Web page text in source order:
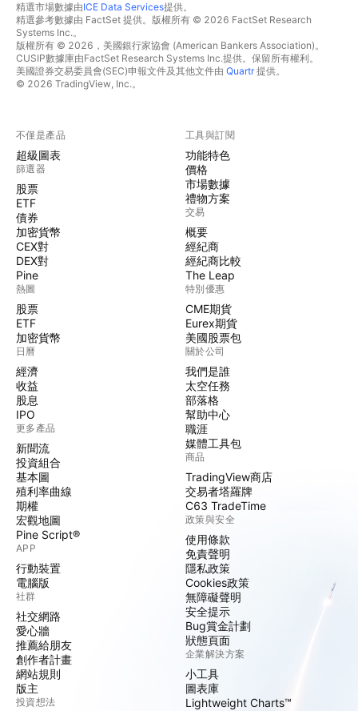
精選市場數據由ICE Data Services提供。
精選參考數據由 FactSet 提供。版權所有 © 2026 FactSet Research
Systems Inc.。
版權所有 © 2026，美國銀行家協會 (American Bankers Association)。
CUSIP數據庫由FactSet Research Systems Inc.提供。保留所有權利。
美國證券交易委員會(SEC)申報文件及其他文件由 Quartr提供。
© 2026 TradingView, Inc.。
不僅是產品
超級圖表
篩選器
股票
ETF
債券
加密貨幣
CEX對
DEX對
Pine
熱圖
股票
ETF
加密貨幣
日曆
經濟
收益
股息
IPO
更多產品
新聞流
投資組合
基本圖
殖利率曲線
期權
宏觀地圖
Pine Script®
APP
行動裝置
電腦版
社群
社交網路
愛心牆
推薦給朋友
創作者計畫
網站規則
版主
投資想法
工具與訂閱
功能特色
價格
市場數據
禮物方案
交易
概要
經紀商
經紀商比較
The Leap
特別優惠
CME期貨
Eurex期貨
美國股票包
關於公司
我們是誰
太空任務
部落格
幫助中心
職涯
媒體工具包
商品
TradingView商店
交易者塔羅牌
C63 TradeTime
政策與安全
使用條款
免責聲明
隱私政策
Cookies政策
無障礙聲明
安全提示
Bug賞金計劃
狀態頁面
企業解決方案
小工具
圖表庫
Lightweight Charts™